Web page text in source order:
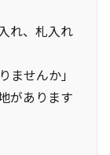
れ、札入れ
ませんか」
があります